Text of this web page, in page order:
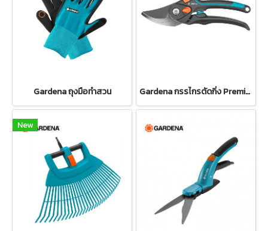
Gardena ถุงมือทำสวน Gardena กรรไกรตัดกิ่ง PremiumCut Pro Flex สำหรับตัดกิ่งกว้างสูงสุด 24 มม. (12252-20)
New